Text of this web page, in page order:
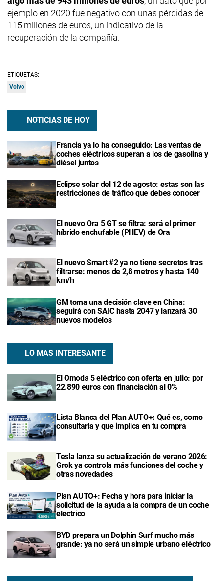
ejemplo en 2020 fue negativo con unas pérdidas de
115 millones de euros, un indicativo de la
recuperación de la compañía.
ETIQUETAS:
Volvo
NOTICIAS DE HOY
Francia ya lo ha conseguido: Las ventas de
coches eléctricos superan a los de gasolina y
diésel juntos
Eclipse solar del 12 de agosto: estas son las
restricciones de tráfico que debes conocer
El nuevo Ora 5 GT se filtra: será el primer
híbrido enchufable (PHEV) de Ora
El nuevo Smart #2 ya no tiene secretos tras
filtrarse: menos de 2,8 metros y hasta 140
km/h
GM toma una decisión clave en China:
seguirá con SAIC hasta 2047 y lanzará 30
nuevos modelos
LO MÁS INTERESANTE
El Omoda 5 eléctrico con oferta en julio: por
22.890 euros con financiación al 0%
Lista Blanca del Plan AUTO+: Qué es, como
consultarla y que implica en tu compra
Tesla lanza su actualización de verano 2026:
Grok ya controla más funciones del coche y
otras novedades
Plan AUTO+: Fecha y hora para iniciar la
solicitud de la ayuda a la compra de un coche
eléctrico
BYD prepara un Dolphin Surf mucho más
grande: ya no será un simple urbano eléctrico